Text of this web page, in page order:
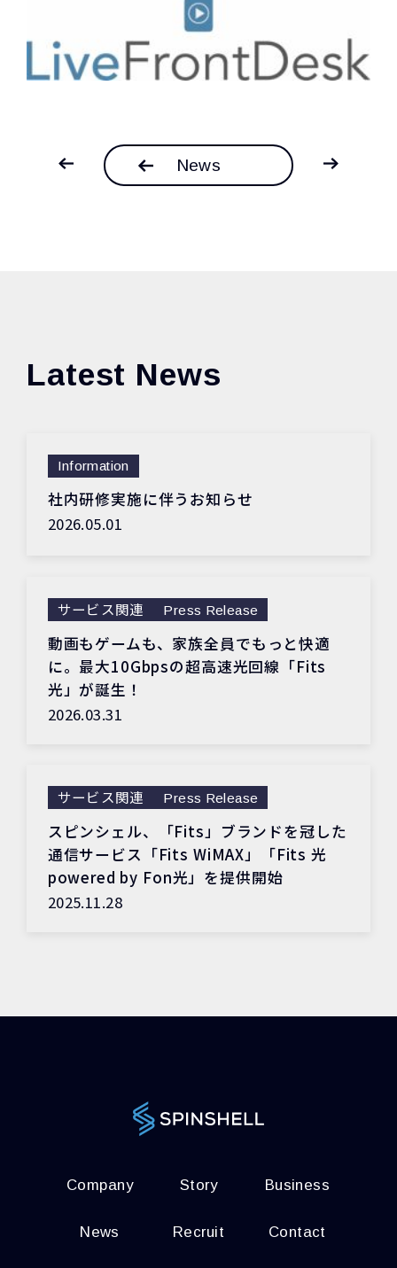
News
Latest News
Information
社内研修実施に伴うお知らせ
2026.05.01
サービス関連 Press Release
動画もゲームも、家族全員でもっと快適
に。最大10Gbpsの超高速光回線「Fits
光」が誕生！
2026.03.31
サービス関連 Press Release
スピンシェル、「Fits」ブランドを冠した
通信サービス「Fits WiMAX」「Fits 光
powered by Fon光」を提供開始
2025.11.28
Company Story Business
News Recruit Contact